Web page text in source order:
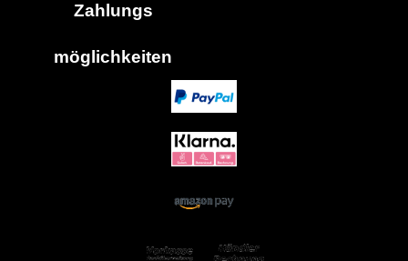
Zahlungs
möglich keiten